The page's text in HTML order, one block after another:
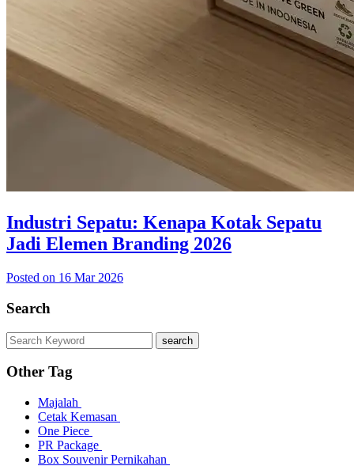
Industri Sepatu: Kenapa Kotak Sepatu
Jadi Elemen Branding 2026
Posted on 16 Mar 2026
Search
search
Other Tag
Majalah
Cetak Kemasan
One Piece
PR Package
Box Souvenir Pernikahan